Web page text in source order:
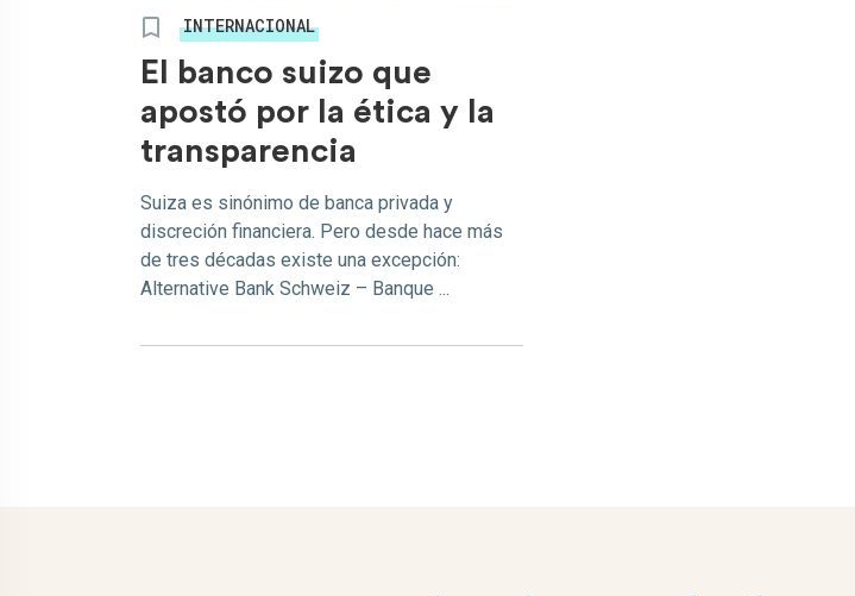
INTERNACIONAL
El banco suizo que
apostó por la ética y la
transparencia
Suiza es sinónimo de banca privada y
discreción financiera. Pero desde hace más
de tres décadas existe una excepción:
Alternative Bank Schweiz – Banque ...